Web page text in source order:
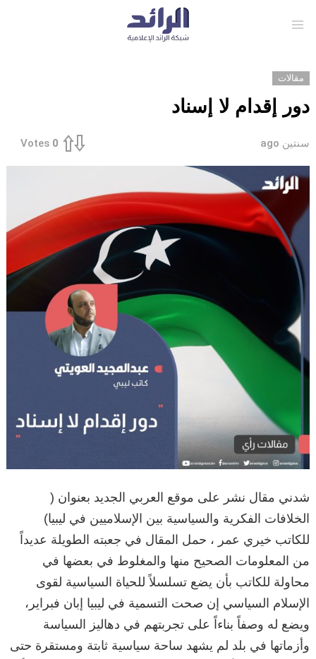
مقالات
دور إقدام لا إسناد
سنتين ago 0
Votes
شدني مقال نشر على موقع العربي الجديد بعنوان (
الخلافات الفكرية والسياسية بين الإسلاميين في ليبيا)
للكاتب خيري عمر ، حمل المقال في جعبته الطويلة عديداً
من المعلومات الصحيح منها والمغلوط في بعضها في
محاولة للكاتب بأن يضع تسلسلاً للحياة السياسية لقوى
الإسلام السياسي إن صحت التسمية في ليبيا إبان فبراير،
ويضع له وصفاً بناءاً على تجربتهم في دهاليز السياسة
وأزماتها في بلد لم يشهد ساحة سياسية ثابتة ومستقرة حتى